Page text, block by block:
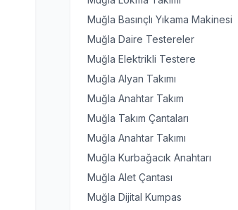
Muğla Basınçlı Yıkama Makinesi
Muğla Daire Testereler
Muğla Elektrikli Testere
Muğla Alyan Takımı
Muğla Anahtar Takım
Muğla Takım Çantaları
Muğla Anahtar Takımı
Muğla Kurbağacık Anahtarı
Muğla Alet Çantası
Muğla Dijital Kumpas